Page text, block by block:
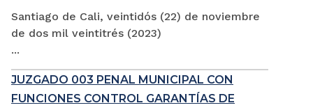
Santiago de Cali, veintidós (22) de noviembre
de dos mil veintitrés (2023)
...
JUZGADO 003 PENAL MUNICIPAL CON
FUNCIONES CONTROL GARANTÍAS DE